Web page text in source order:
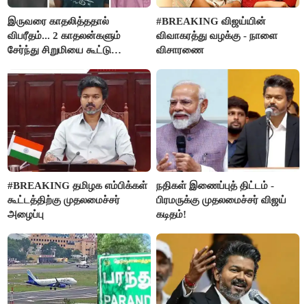
இருவரை காதலித்ததால்
விபரீதம்... 2 காதலன்களும்
சேர்ந்து சிறுமியை கூட்டு
செய்த கொடூரம்
#BREAKING விஜய்யின்
விவாகரத்து வழக்கு - நாளை
விசாரணை
#BREAKING தமிழக எம்பிக்கள்
கூட்டத்திற்கு முதலமைச்சர்
அழைப்பு
நதிகள் இணைப்புத் திட்டம் -
பிரமருக்கு முதலமைச்சர் விஜய்
கடிதம்!